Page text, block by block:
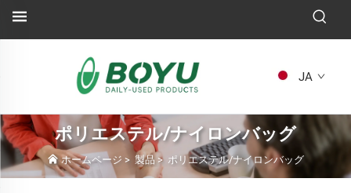
JA
ポリエステル/ナイロンバッグ
ホームページ > 製品 > ポリエステル/ナイロンバッグ